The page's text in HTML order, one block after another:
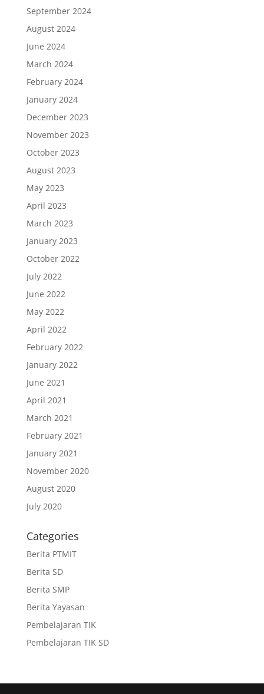
September 2024
August 2024
June 2024
March 2024
February 2024
January 2024
December 2023
November 2023
October 2023
August 2023
May 2023
April 2023
March 2023
January 2023
October 2022
July 2022
June 2022
May 2022
April 2022
February 2022
January 2022
June 2021
April 2021
March 2021
February 2021
January 2021
November 2020
August 2020
July 2020
Categories
Berita PTMIT
Berita SD
Berita SMP
Berita Yayasan
Pembelajaran TIK
Pembelajaran TIK SD